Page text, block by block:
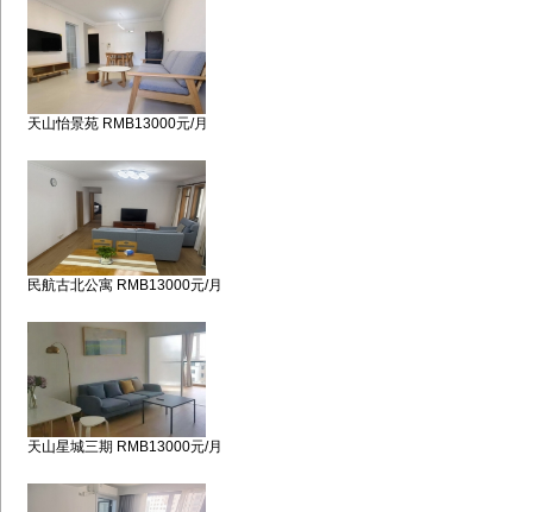
天山怡景苑 RMB13000元/月
民航古北公寓 RMB13000元/月
天山星城三期 RMB13000元/月